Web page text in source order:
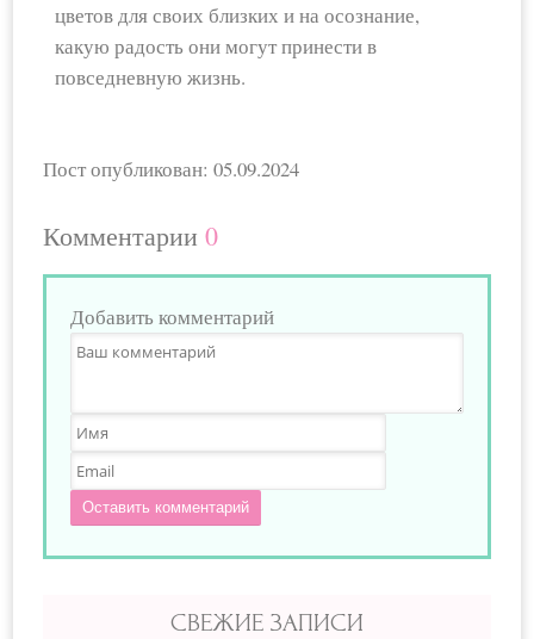
цветов для своих близких и на осознание,
какую радость они могут принести в
повседневную жизнь.
Пост опубликован: 05.09.2024
Комментарии0
Добавить комментарий
Оставить комментарий
СВЕЖИЕ ЗАПИСИ